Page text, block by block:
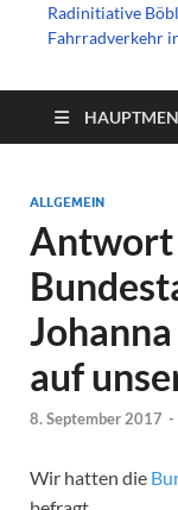
Radinitiative
Fahrradverkehr
ALLGEMEIN
Antwort
auf
8. September 2017 -
Wir hatten die